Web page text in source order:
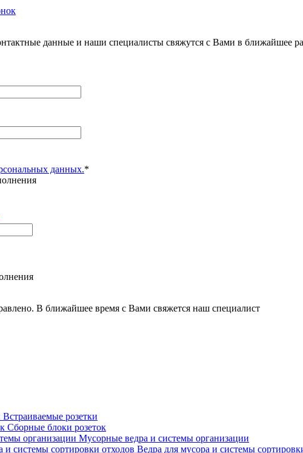
данные и наши специалисты свяжутся с Вами в ближайшее
данных.*
В ближайшее время с Вами свяжется наш специалист
Встраиваемые розетки
Сборные блоки розеток
Мусорные ведра и системы организации
Ведра для мусора и системы